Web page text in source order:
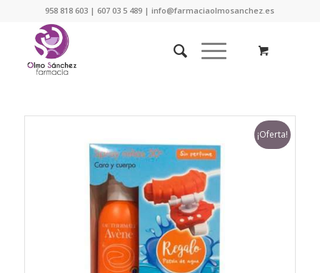
958 818 603 | 607 03 5 489 | info@farmaciaolmosanchez.es
¡Oferta!